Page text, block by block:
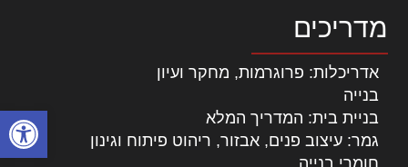
פתח
מדריכים
אדריכלות: פרוגרמות, מחקר ועיון
בנייה
בניית בית: המדריך המלא
גמר: עיצוב פנים, אבזור, ריהוט פיתוח וגינון
חומרי בנייה